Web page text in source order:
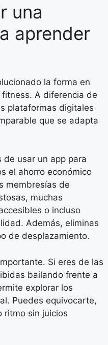
una
aprender
la forma en
A diferencia de
plataformas digitales
que se adapta
de usar un app para
el ahorro económico
membresías de
muchas
o incluso
Además, eliminas
de desplazamiento.
Si eres de las
bailando frente a
explorar los
Puedes equivocarte,
ritmo sin juicios